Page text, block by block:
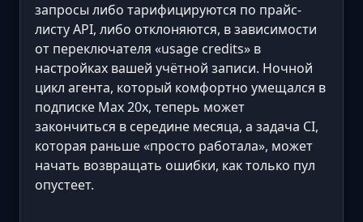
запросы либо тарифицируются по прайс-
листу API, либо отклоняются, в зависимости
от переключателя «usage credits» в
настройках вашей учётной записи. Ночной
цикл агента, который комфортно умещался в
подписке Max 20x, теперь может
закончиться в середине месяца, а задача CI,
которая раньше «просто работала», может
начать возвращать ошибки, как только пул
опустеет.